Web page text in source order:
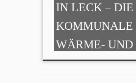
IN LECK – DIE
KOMMUNALE
WÄRME- UND